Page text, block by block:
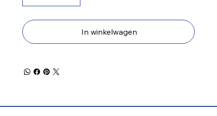
In winkelwagen